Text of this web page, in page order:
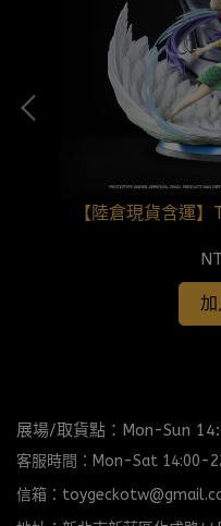
【陸倉現貨含運
展場/取貨點：Mon-Sun
客服時間：Mon-Sat 14:00-
信箱：